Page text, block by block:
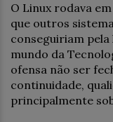
O Linux rodava
que outros
conseguiriam
mundo da
ofensa não ser
continuidade,
principalmente